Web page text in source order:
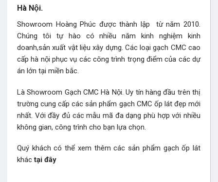
Hà Nội.
Showroom Hoàng Phúc được thành lập từ năm 2010.
Chúng tôi tự hào có nhiều năm kinh nghiệm kinh
doanh,sản xuất vật liệu xây dựng. Các loại gạch CMC cao
cấp hà nội phục vụ các công trình trọng điểm của các dự
án lớn tại miền bắc.
Là Showroom Gạch CMC Hà Nội. Uy tín hàng đầu trên thị
trường cung cấp các sản phẩm gạch CMC ốp lát đẹp mới
nhất. Với đầy đủ các mẫu mã đa dạng phù hợp với nhiều
không gian, công trình cho bạn lựa chọn.
Quý khách có thể xem thêm các sản phẩm gạch ốp lát
khác tại đây